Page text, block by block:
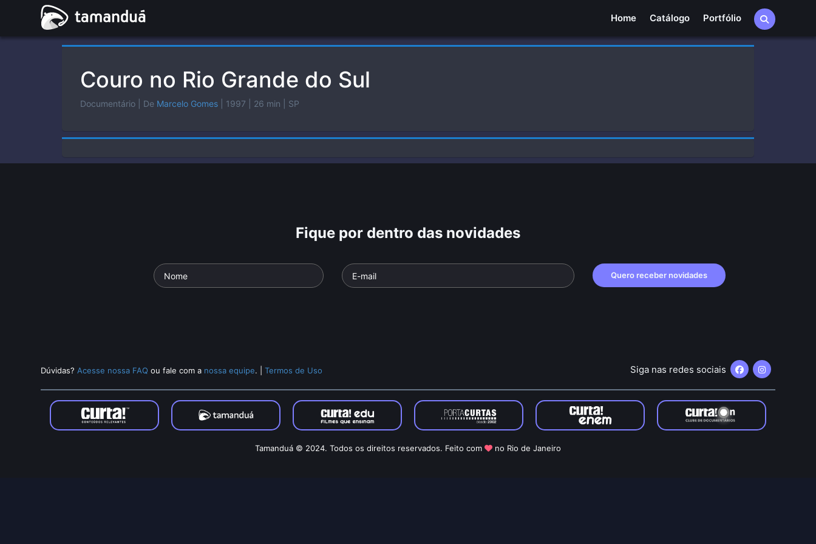
Home Catálogo Portfólio
Home
Couro no Rio Grande do Sul
Documentário | De Marcelo Gomes | 1997 | 26 min | SP
Fique por dentro das novidades
Quero receber novidades
Dúvidas? Acesse nossa FAQ ou fale com a nossa equipe. |Termos de Uso Siga nas redes sociais
Tamanduá © 2024. Todos os direitos reservados. Feito com no Rio de Janeiro